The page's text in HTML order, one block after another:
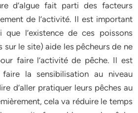
d’algue fait parti des facteurs
de l’activité. Il est important
que l’existence de ces poissons
sur le site) aide les pêcheurs de ne
faire l’activité de pêche. Il est
la sensibilisation au niveau
d’aller pratiquer leurs pêches au
cela va réduire le temps